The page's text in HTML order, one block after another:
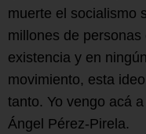
muerte el socialismo
millones de
existencia y en
movimiento, esta
tanto. Yo vengo acá
Ángel Pérez-Pirela.